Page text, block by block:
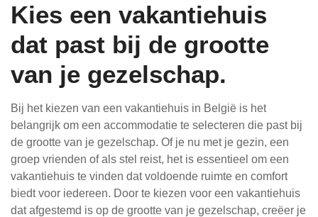
Kies een vakantiehuis
dat past bij de grootte
van je gezelschap.
Bij het kiezen van een vakantiehuis in België is het
belangrijk om een accommodatie te selecteren die past bij
de grootte van je gezelschap. Of je nu met je gezin, een
groep vrienden of als stel reist, het is essentieel om een
vakantiehuis te vinden dat voldoende ruimte en comfort
biedt voor iedereen. Door te kiezen voor een vakantiehuis
dat afgestemd is op de grootte van je gezelschap, creëer je